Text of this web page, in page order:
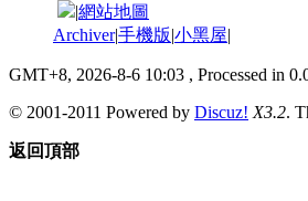
|網站地圖
Archiver|手機版|小黑屋|
GMT+8, 2026-8-6 10:03 , Processed in
© 2001-2011 Powered by Discuz! X3.2.
返回頂部